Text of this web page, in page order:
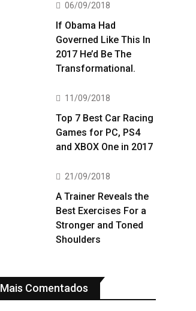
06/09/2018
If Obama Had
Governed Like This In
2017 He’d Be The
Transformational.
11/09/2018
Top 7 Best Car Racing
Games for PC, PS4
and XBOX One in 2017
21/09/2018
A Trainer Reveals the
Best Exercises For a
Stronger and Toned
Shoulders
Mais Comentados